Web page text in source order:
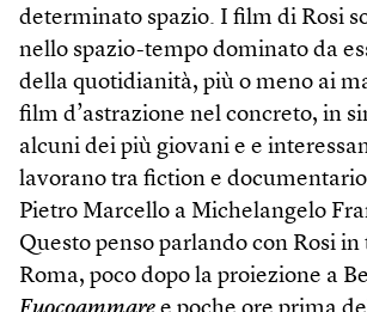
determinato spazio. I film di Rosi
nello spazio-tempo dominato da
della quotidianità, più o meno ai
film d’astrazione nel concreto, in
alcuni dei più giovani e e
lavorano tra fiction e
Pietro Marcello a Michelangelo
Questo penso parlando con Rosi in
Roma, poco dopo la proiezione a